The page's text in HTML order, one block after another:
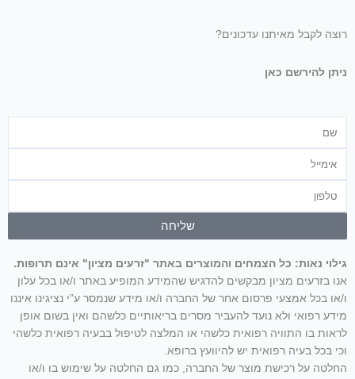
רוצה לקבל מאיתנו עדכונים?
ניתן להירשם כאן
שליחה
גילוי נאות: כל הצמחים והמוצרים באתר "זרעים מציון" אינם תרופות.
אנו בזרעים מציון מבקשים להדגיש שהמידע המופיע באתר ו/או בכל עלון
ו/או בכל אמצעי פרסום אחר של החברה ו/או מידע שנמסר ע”י נציגינו איננו
מידע רפואי ולא נועד להעביר מסרים בריאותיים כלשהם ואין בשום אופן
לראות בו התוויה רפואית כלשהי או המלצה לטיפול בבעיה רפואית כלשהי
וכי בכל בעיה רפואית יש להיוועץ ברופא.
החלטה על רכישת מוצר של החברה, כמו גם החלטה על שימוש בו ו/או